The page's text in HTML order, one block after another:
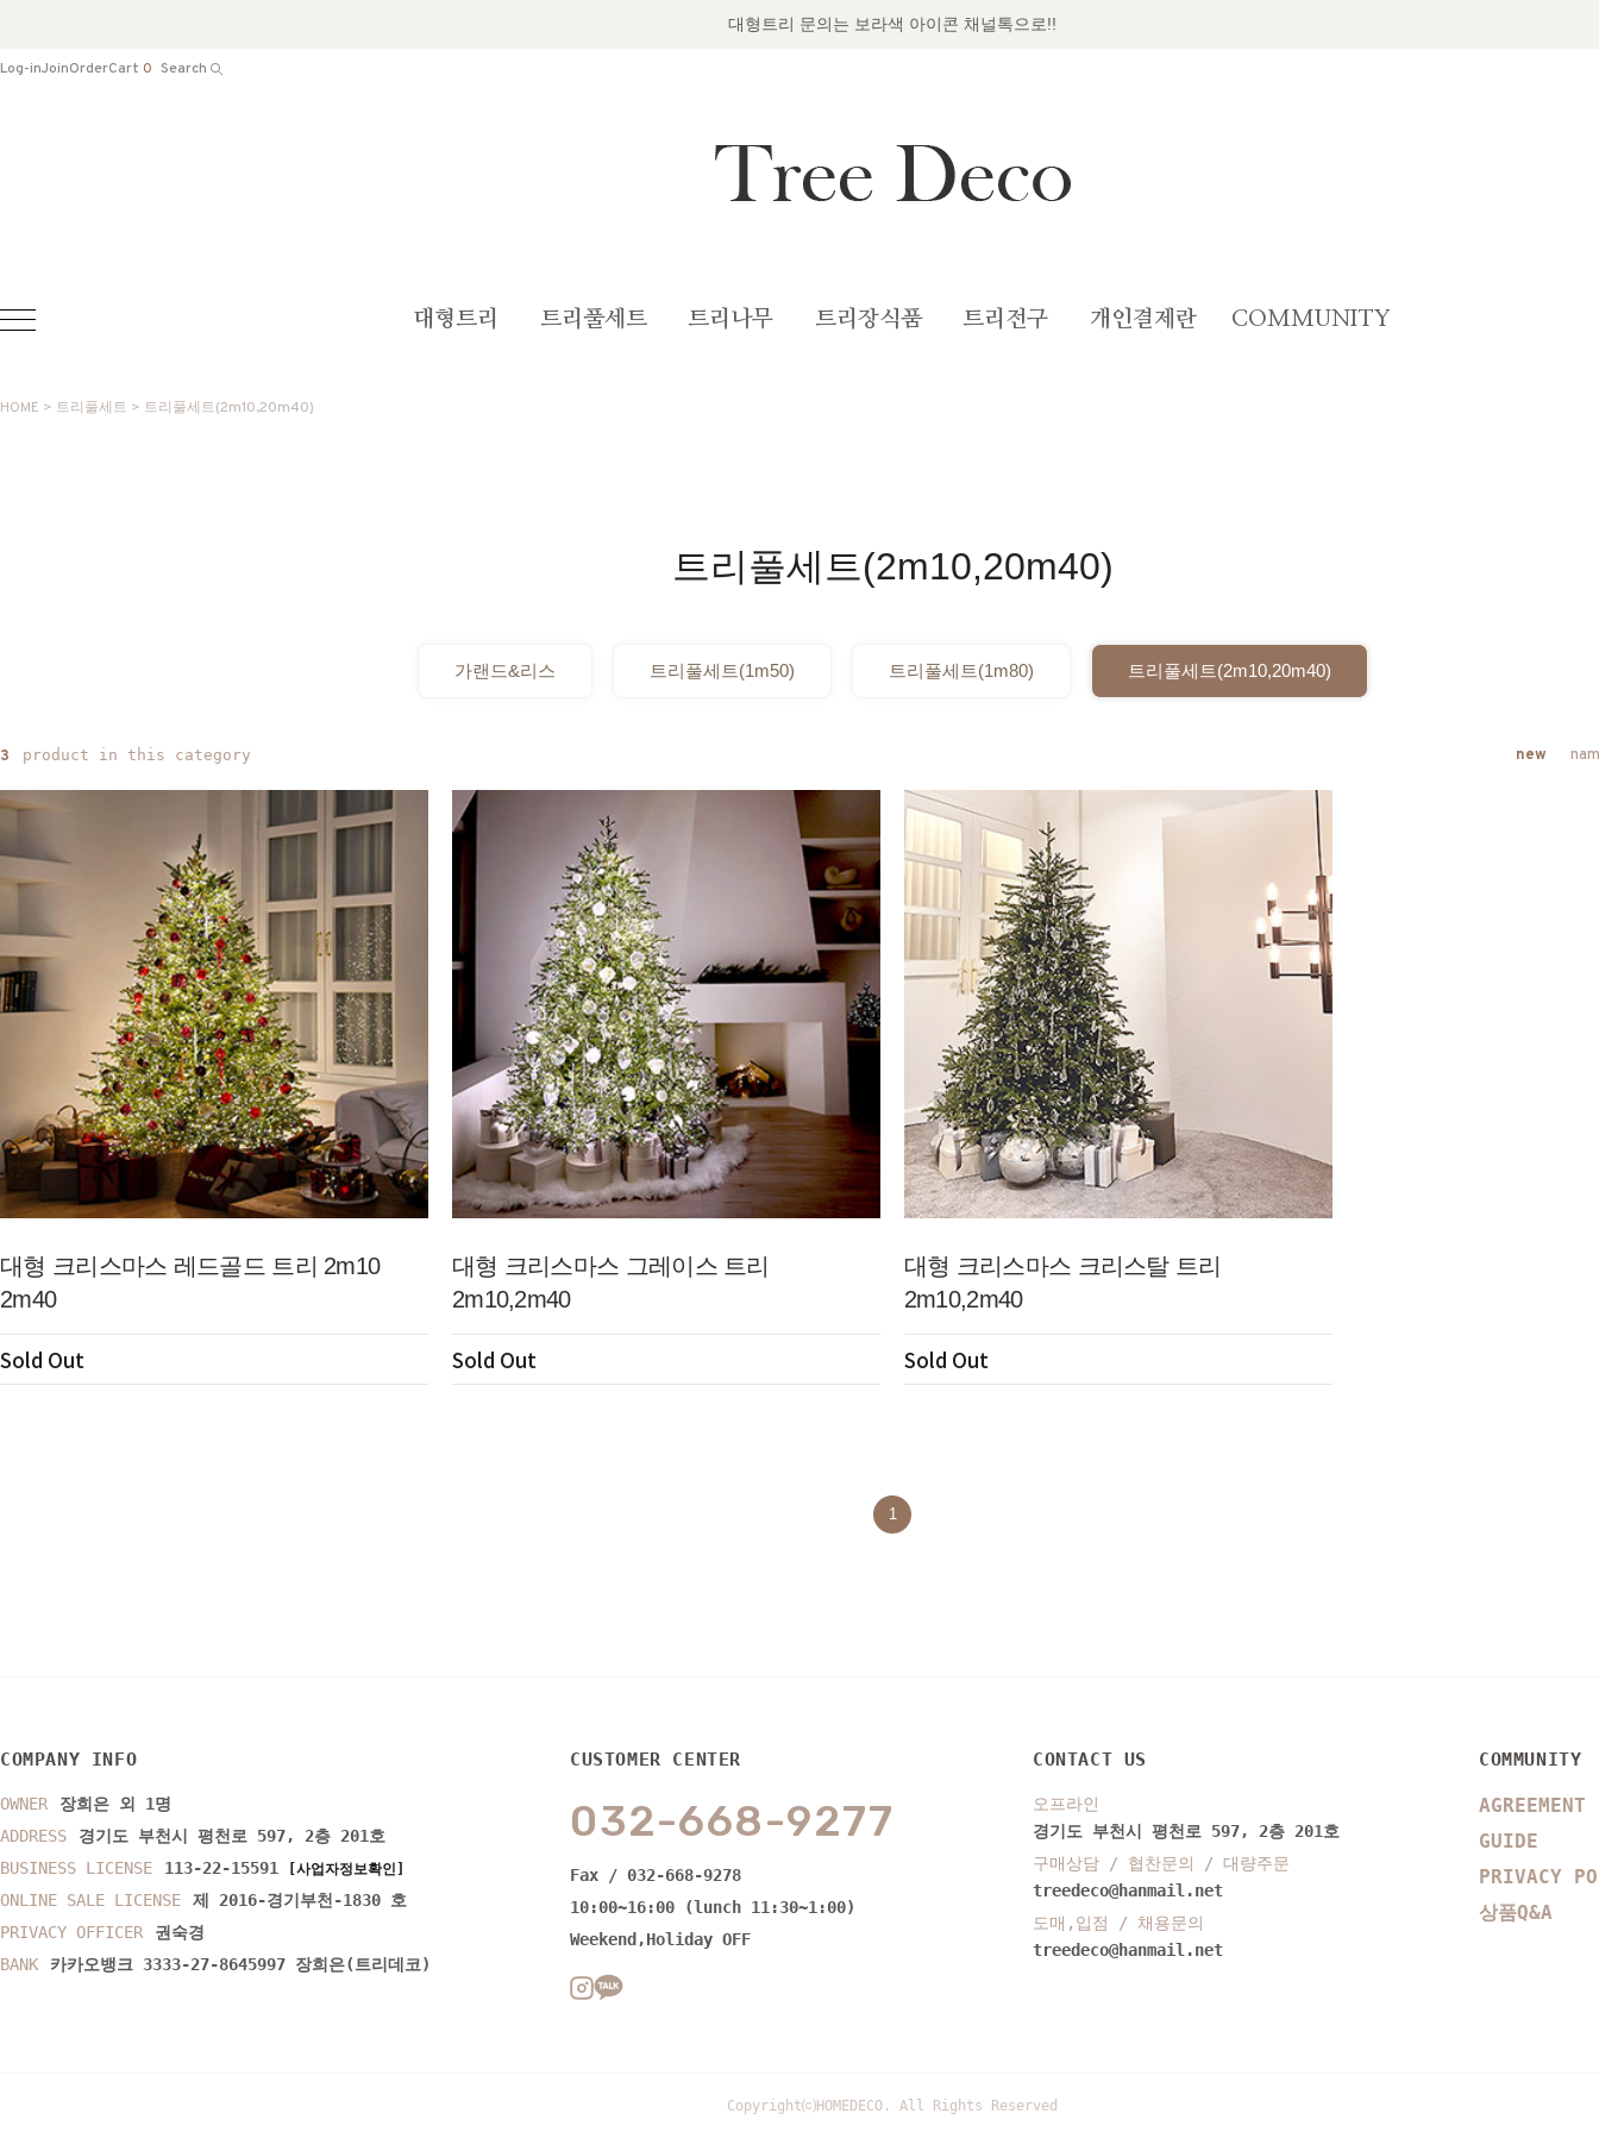
대형트리 문의는 보라색 아이콘 채널톡으로!!
Log-inJoinOrderCart 0 Search
대형트리 트리풀세트 트리나무 트리장식품 트리전구 개인결제란 COMMUNITY
HOME > 트리풀세트 > 트리풀세트(2m10,20m40)
트리풀세트(2m10,20m40)
가랜드&리스 트리풀세트(1m50) 트리풀세트(1m80) 트리풀세트(2m10,20m40)
3 product in this category new
대형 크리스마스 레드골드 트리 2m10
2m40
Sold Out
대형 크리스마스 그레이스 트리
2m10,2m40
Sold Out
대형 크리스마스 크리스탈 트리
2m10,2m40
Sold Out
1
COMPANY INFO
OWNER
장희은 외 1명
ADDRESS
경기도 부천시 평천로 597, 2층 201호
BUSINESS LICENSE
113-22-15591 [사업자정보확인]
ONLINE SALE LICENSE
제 2016-경기부천-1830 호
PRIVACY OFFICER
권숙경
BANK
카카오뱅크 3333-27-8645997 장희은(트리데코)
CUSTOMER CENTER
032-668-9277
Fax / 032-668-9278
10:00~16:00 (lunch 11:30~1:00)
Weekend,Holiday OFF
CONTACT US
오프라인
경기도 부천시 평천로 597, 2층 201호
구매상담 / 협찬문의 / 대량주문
treedeco@hanmail.net
도매,입점 / 채용문의
treedeco@hanmail.net
COMMUNITY
AGREEMENT
GUIDE
PRIVACY
상품Q&A
Copyright⒞HOMEDECO. All Rights Reserved